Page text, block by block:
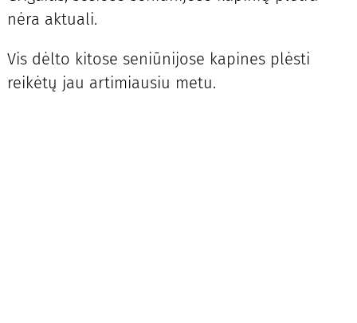
nėra aktuali.
Vis dėlto kitose seniūnijose kapines plėsti
reikėtų jau artimiausiu metu.